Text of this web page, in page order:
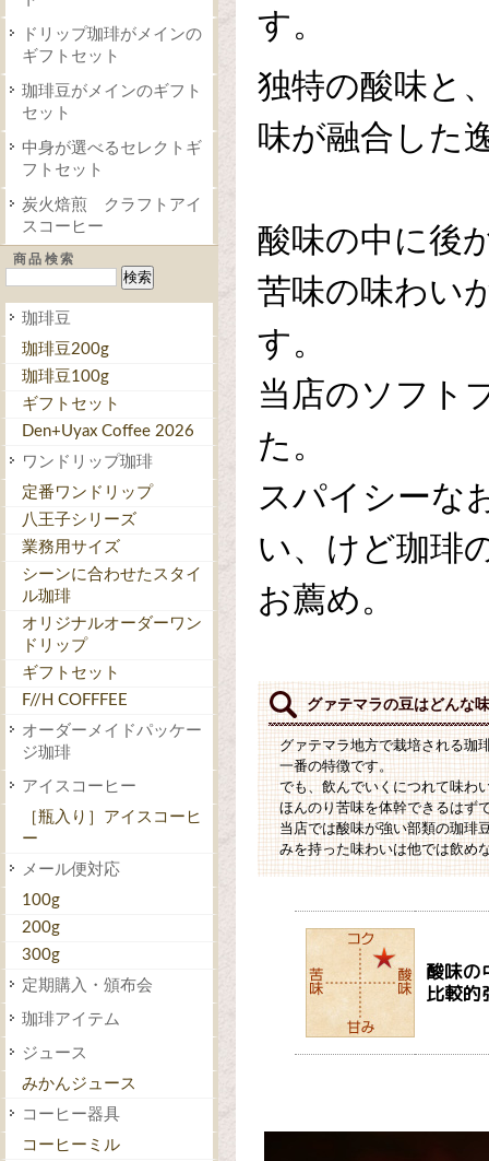
ドリップ珈琲がメインの
ギフトセット
珈琲豆がメインのギフト
セット
中身が選べるセレクトギ
フトセット
炭火焙煎 クラフトアイ
スコーヒー
商品検索
珈琲豆
珈琲豆200g
珈琲豆100g
ギフトセット
Den+Uyax Coffee 2026
ワンドリップ珈琲
定番ワンドリップ
八王子シリーズ
業務用サイズ
シーンに合わせたスタイ
ル珈琲
オリジナルオーダーワン
ドリップ
ギフトセット
F//H COFFFEE
オーダーメイドパッケー
ジ珈琲
アイスコーヒー
［瓶入り］アイスコーヒ
ー
メール便対応
100g
200g
300g
定期購入・頒布会
珈琲アイテム
ジュース
みかんジュース
コーヒー器具
コーヒーミル
す。
独特の酸味と
味が融合した
酸味の中に後
苦味の味わい
す。
当店のソフト
た。
スパイシーな
い、けど珈琲
お薦め。
グァテマラの豆はどんな
グァテマラ地方で栽培される珈
一番の特徴です。
でも、飲んでいくにつれて味わ
ほんのり苦味を体幹できるはず
当店では酸味が強い部類の珈琲
みを持った味わいは他では飲め
酸味の
比較的